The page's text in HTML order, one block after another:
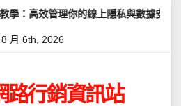
的線上隱私與數據安全 怎麼讓
月 6th, 2026
路行銷資訊站